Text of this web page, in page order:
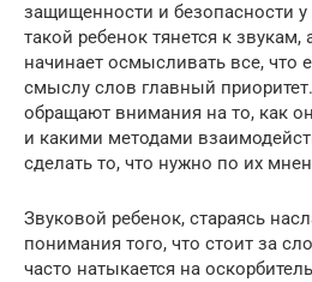
защищенности и безопасности
такой ребенок тянется к
начинает осмысливать все, что
смыслу слов главный
обращают внимания на то, как
и какими методами
сделать то, что нужно по их
Звуковой ребенок, стараясь
понимания того, что стоит за
часто натыкается на